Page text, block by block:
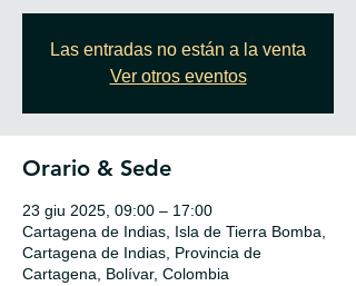
Las entradas no están a la venta
Ver otros eventos
Orario & Sede
23 giu 2025, 09:00 – 17:00
Cartagena de Indias, Isla de Tierra Bomba,
Cartagena de Indias, Provincia de
Cartagena, Bolívar, Colombia